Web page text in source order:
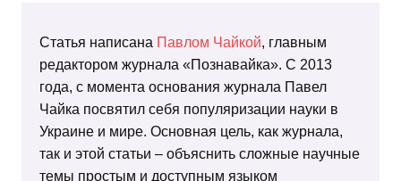
Статья написана Павлом Чайкой, главным
редактором журнала «Познавайка». С 2013
года, с момента основания журнала Павел
Чайка посвятил себя популяризации науки в
Украине и мире. Основная цель, как журнала,
так и этой статьи – объяснить сложные научные
темы простым и доступным языком